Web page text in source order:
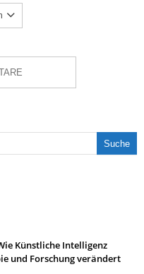
Künstliche Intelligenz
und Forschung verändert